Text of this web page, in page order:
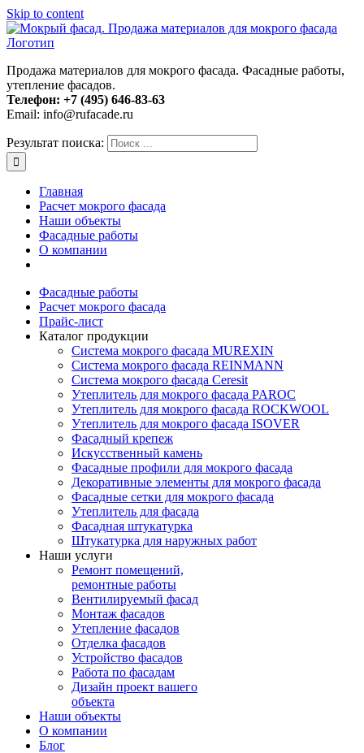
Skip to content
Продажа материалов для мокрого фасада. Фасадные работы,
утепление фасадов.
Телефон: +7 (495) 646-83-63
Email: info@rufacade.ru
Результат поиска:
Главная
Расчет мокрого фасада
Наши объекты
Фасадные работы
О компании
Фасадные работы
Расчет мокрого фасада
Прайс-лист
Каталог продукции
Система мокрого фасада MUREXIN
Система мокрого фасада REINMANN
Система мокрого фасада Ceresit
Утеплитель для мокрого фасада PAROC
Утеплитель для мокрого фасада ROCKWOOL
Утеплитель для мокрого фасада ISOVER
Фасадный крепеж
Искусственный камень
Фасадные профили для мокрого фасада
Декоративные элементы для мокрого фасада
Фасадные сетки для мокрого фасада
Утеплитель для фасада
Фасадная штукатурка
Штукатурка для наружных работ
Наши услуги
Ремонт помещений,
ремонтные работы
Вентилируемый фасад
Монтаж фасадов
Утепление фасадов
Отделка фасадов
Устройство фасадов
Работа по фасадам
Дизайн проект вашего
объекта
Наши объекты
О компании
Блог